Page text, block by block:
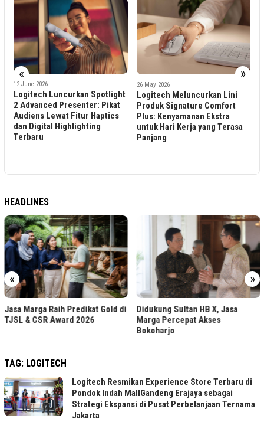
« »
Spotlight
Pikat
Haptics
Logitech Meluncurkan Lini
Produk Signature Comfort
Plus: Kenyamanan Ekstra
untuk Hari Kerja yang Terasa
Resmi Perdana di
Perluas Jangkauan dan
Hadirkan Pengalaman
Lebih Dekat dengan
HEADLINES
« »
Gold di
Didukung Sultan HB X, Jasa
Marga Percepat Akses
Dollar Cost Averaging,
Investasi Bertahap bagi
TAG: LOGITECH
Logitech Resmikan Experience Store Terbaru di
Pondok Indah MallGandeng Erajaya sebagai
Strategi Ekspansi di Pusat Perbelanjaan Ternama
Jakarta